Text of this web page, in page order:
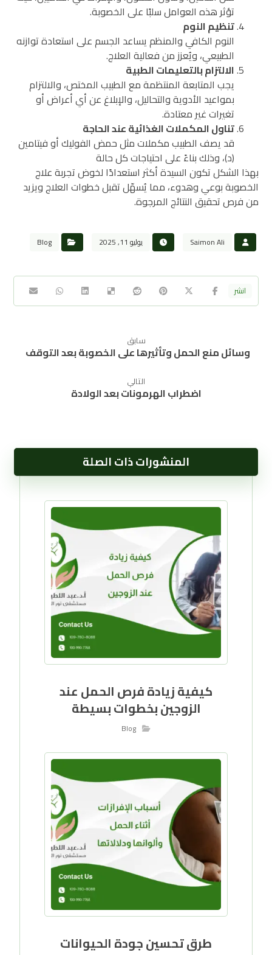
تؤثر هذه العوامل سلبًا على الخصوبة.
تنظيم النوم
النوم الكافي والمنظم يساعد الجسم على استعادة توازنه
الطبيعي، ويُعزز من فعالية العلاج.
الالتزام بالتعليمات الطبية
يجب المتابعة المنتظمة مع الطبيب المختص، والالتزام
بمواعيد الأدوية والتحاليل، والإبلاغ عن أي أعراض أو
تغيرات غير معتادة.
تناول المكملات الغذائية عند الحاجة
قد يصف الطبيب مكملات مثل حمض الفوليك أو فيتامين
(د)، وذلك بناءً على احتياجات كل حالة
بهذا الشكل تكون السيدة أكثر استعدادًا لخوض تجربة علاج
الخصوبة بوعي وهدوء، مما يُسهّل تقبل خطوات العلاج ويزيد
من فرص تحقيق النتائج المرجوة.
Saimon Ali يوليو 11, 2025 Blog
سابق
وسائل منع الحمل وتأثيرها على الخصوبة بعد التوقف
التالي
اضطراب الهرمونات بعد الولادة
المنشورات ذات الصلة
كيفية زيادة فرص الحمل عند
الزوجين بخطوات بسيطة
Blog
طرق تحسين جودة الحيوانات